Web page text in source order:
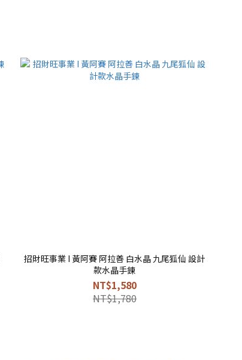
招財旺事業 I 黃阿賽 阿拉善 白水晶 九尾狐仙 設計
款水晶手鍊
NT$1,580
NT$1,780